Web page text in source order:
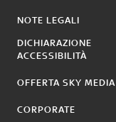
NOTE LEGALI
DICHIARAZIONE
ACCESSIBILITÀ
OFFERTA SKY MEDIA
CORPORATE